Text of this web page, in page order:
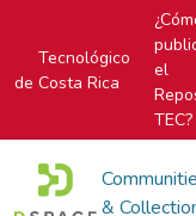
Tecnológico
de Costa Rica
el
TEC?
&